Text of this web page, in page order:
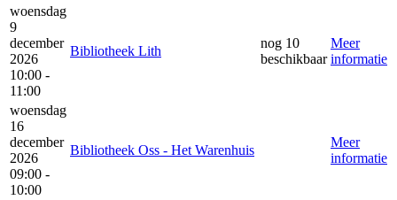
woensdag
9
december
2026
10:00 -
11:00
Bibliotheek Lith
nog 10
beschikbaar
Meer
informatie
woensdag
16
december
2026
09:00 -
10:00
Bibliotheek Oss - Het Warenhuis
Meer
informatie